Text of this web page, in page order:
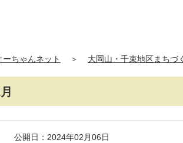
ちゃんネット ＞ 大岡山・千束地区まちづ
公開日：2024年02月06日